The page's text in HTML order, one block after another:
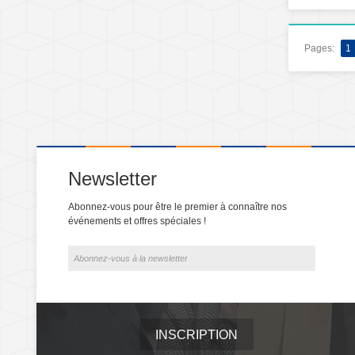
Pages: 1
Newsletter
Abonnez-vous pour être le premier à connaître nos
événements et offres spéciales !
INSCRIPTION